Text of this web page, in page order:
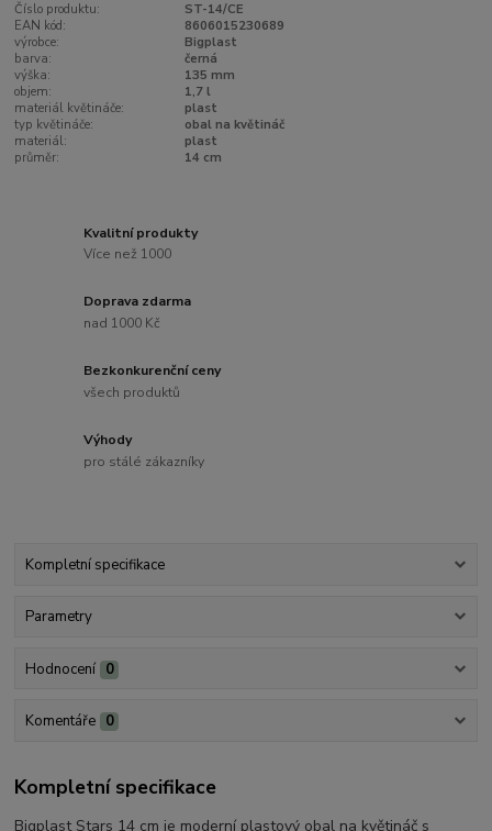
Číslo produktu:
ST-14/CE
EAN kód:
8606015230689
výrobce:
Bigplast
barva:
černá
výška:
135 mm
objem:
1,7 l
materiál květináče:
plast
typ květináče:
obal na květináč
materiál:
plast
průměr:
14 cm
Kvalitní produkty
Více než 1000
Doprava zdarma
nad 1000 Kč
Bezkonkurenční ceny
všech produktů
Výhody
pro stálé zákazníky
Kompletní specifikace
Parametry
Hodnocení 0
Komentáře 0
Kompletní specifikace
Bigplast Stars 14 cm je moderní plastový obal na květináč s